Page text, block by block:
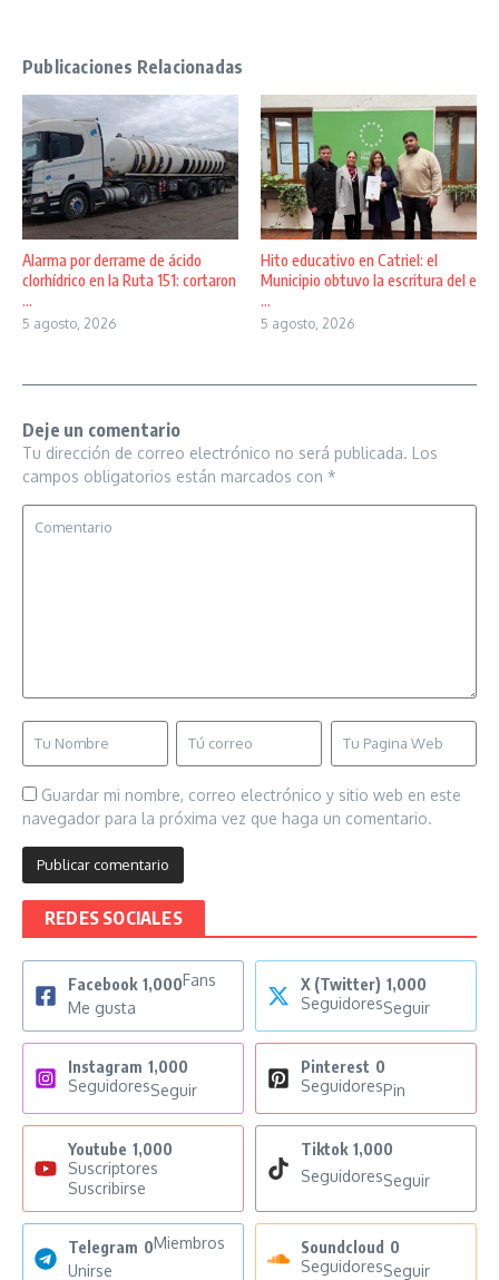
Publicaciones Relacionadas
Alarma por derrame de ácido
clorhídrico en la Ruta 151: cortaron
...
5 agosto, 2026
Hito educativo en Catriel: el
Municipio obtuvo la escritura del e
...
5 agosto, 2026
Deje un comentario
Tu dirección de correo electrónico no será publicada. Los
campos obligatorios están marcados con *
Guardar mi nombre, correo electrónico y sitio web en este
navegador para la próxima vez que haga un comentario.
REDES SOCIALES
Facebook 1,000Fans
Me gusta
X (Twitter) 1,000
SeguidoresSeguir
Instagram 1,000
SeguidoresSeguir
Pinterest 0
SeguidoresPin
Youtube 1,000
Suscriptores
Suscribirse
Tiktok 1,000
SeguidoresSeguir
Telegram 0Miembros
Unirse
Soundcloud 0
SeguidoresSeguir